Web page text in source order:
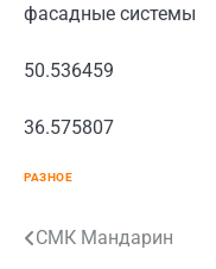
фасадные системы
50.536459
36.575807
РАЗНОЕ
Навигация
СМК Мандарин